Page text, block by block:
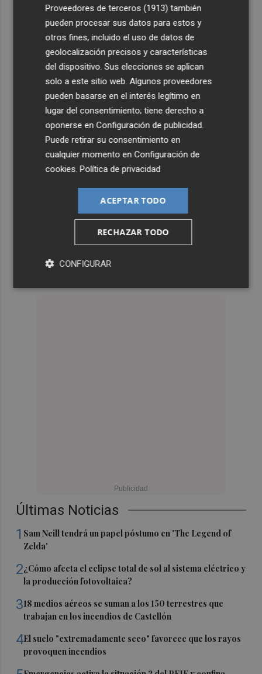
Últimas Noticias
1 Sam Neill tendrá un papel póstumo en 'The Legend of
Zelda'
2¿Cómo afecta el eclipse total de sol al sistema eléctrico y
la producción fotovoltaica?
318 medios aéreos se suman a los 150 terrestres que
trabajan en los incendios de Castellón
4El suelo "extremadamente seco" favorece que los rayos
provoquen incendios
Proveedores de terceros (1913) también
pueden procesar sus datos para estos y
otros fines, incluido el uso de datos de
geolocalización precisos y características
del dispositivo. Sus elecciones se aplican
solo a este sitio web. Algunos proveedores
pueden basarse en el interés legítimo en
lugar del consentimiento; tiene derecho a
oponerse enConfiguración de publicidad.
Puede retirar su consentimiento en
cualquier momento enConfiguración de
cookies.Política de privacidad
ACEPTAR TODO
RECHAZAR TODO
CONFIGURAR